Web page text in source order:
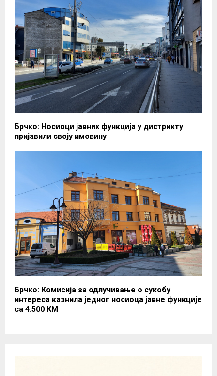
Брчко: Носиоци јавних функција у дистрикту
пријавили своју имовину
Брчко: Комисија за одлучивање о сукобу
интереса казнила једног носиоца јавне функције
са 4.500 КМ